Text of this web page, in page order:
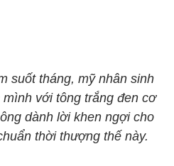
suốt tháng, mỹ nhân sinh
với tông trắng đen cơ
dành lời khen ngợi cho
thời thượng thế này.